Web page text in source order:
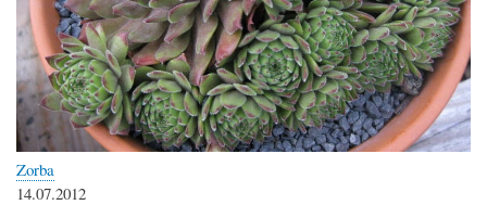
Zorba
14.07.2012